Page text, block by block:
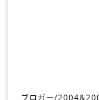
ブロガー/